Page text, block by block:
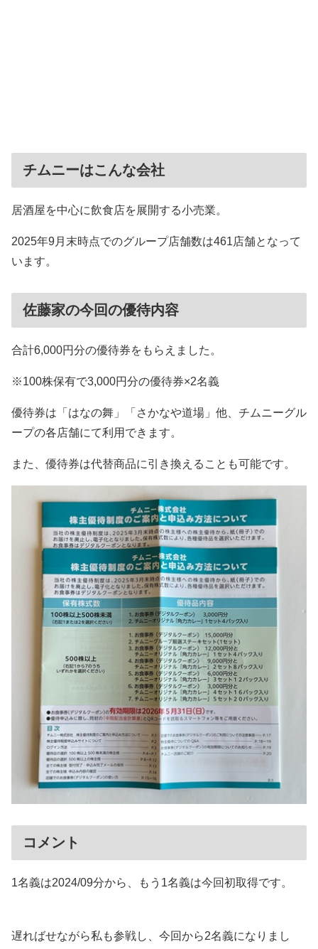
チムニーはこんな会社
居酒屋を中心に飲食店を展開する小売業。
2025年9月末時点でのグループ店舗数は461店舗となって
います。
佐藤家の今回の優待内容
合計6,000円分の優待券をもらえました。
※100株保有で3,000円分の優待券×2名義
優待券は「はなの舞」「さかなや道場」他、チムニーグル
ープの各店舗にて利用できます。
また、優待券は代替商品に引き換えることも可能です。
コメント
1名義は2024/09分から、もう1名義は今回初取得です。
遅ればせながら私も参戦し、今回から2名義になりまし